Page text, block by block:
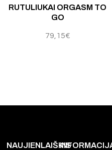
RUTULIUKAI ORGASM TO
GO
79,15€
NAUJIENLAIŠKIS